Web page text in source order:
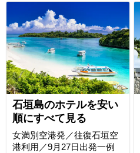
石垣島のホテルを安い
順にすべて見る
女満別空港発／往復石垣空
港利用／9月27日出発一例